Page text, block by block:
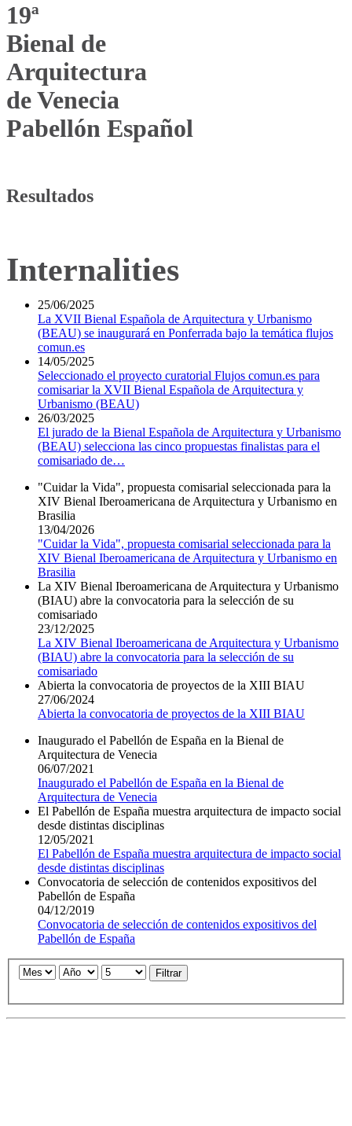
19ª
Bienal de
Arquitectura
de Venecia
Pabellón Español
Resultados
Internalities
25/06/2025
La XVII Bienal Española de Arquitectura y Urbanismo
(BEAU) se inaugurará en Ponferrada bajo la temática flujos
comun.es
14/05/2025
Seleccionado el proyecto curatorial Flujos comun.es para
comisariar la XVII Bienal Española de Arquitectura y
Urbanismo (BEAU)
26/03/2025
El jurado de la Bienal Española de Arquitectura y Urbanismo
(BEAU) selecciona las cinco propuestas finalistas para el
comisariado de…
"Cuidar la Vida", propuesta comisarial seleccionada para la
XIV Bienal Iberoamericana de Arquitectura y Urbanismo en
Brasilia
13/04/2026
"Cuidar la Vida", propuesta comisarial seleccionada para la
XIV Bienal Iberoamericana de Arquitectura y Urbanismo en
Brasilia
La XIV Bienal Iberoamericana de Arquitectura y Urbanismo
(BIAU) abre la convocatoria para la selección de su
comisariado
23/12/2025
La XIV Bienal Iberoamericana de Arquitectura y Urbanismo
(BIAU) abre la convocatoria para la selección de su
comisariado
Abierta la convocatoria de proyectos de la XIII BIAU
27/06/2024
Abierta la convocatoria de proyectos de la XIII BIAU
Inaugurado el Pabellón de España en la Bienal de
Arquitectura de Venecia
06/07/2021
Inaugurado el Pabellón de España en la Bienal de
Arquitectura de Venecia
El Pabellón de España muestra arquitectura de impacto social
desde distintas disciplinas
12/05/2021
El Pabellón de España muestra arquitectura de impacto social
desde distintas disciplinas
Convocatoria de selección de contenidos expositivos del
Pabellón de España
04/12/2019
Convocatoria de selección de contenidos expositivos del
Pabellón de España
Filtrar